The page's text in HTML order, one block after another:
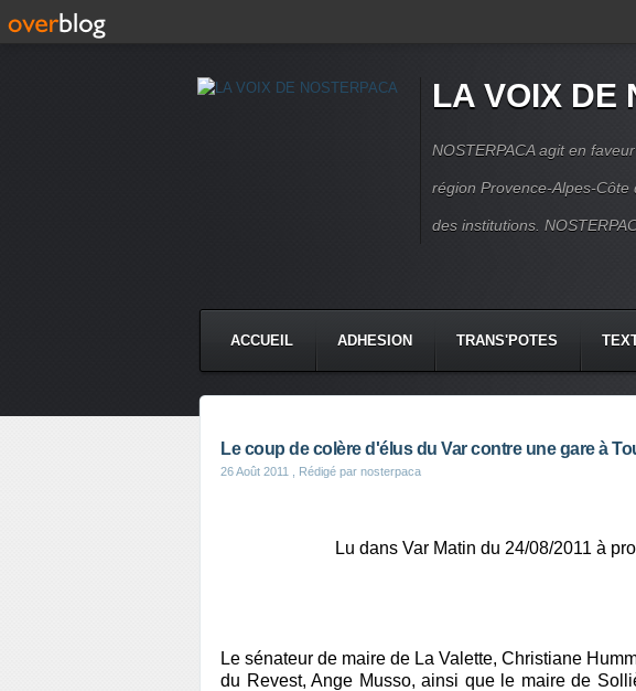
LA VOIX DE
NOSTERPACA agit en
région Provence-Alpes-
des institutions.
ACCUEIL ADHESION TRANS'POTES
Le coup de colère d'élus du Var contre une gare à
26 Août 2011 , Rédigé par nosterpaca
Lu dans Var Matin du 24/08/2011 à
Le sénateur de maire de La Valette, Christiane
du Revest, Ange Musso, ainsi que le maire de